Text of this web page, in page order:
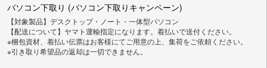
パソコン下取り (パソコン下取りキャンペーン)
【対象製品】デスクトップ・ノート・一体型パソコン
【配送について】ヤマト運輸指定になります。着払いで送付ください。
※梱包資材、着払い伝票はお客様にてご用意の上、集荷をご依頼ください。
※引き取り希望品の返却は一切できません。